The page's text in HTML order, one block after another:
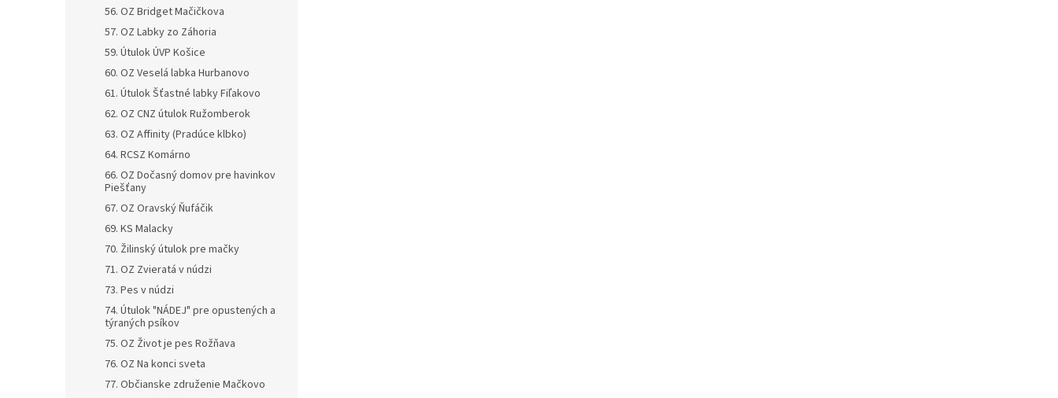
56. OZ Bridget Mačičkova
57. OZ Labky zo Záhoria
59. Útulok ÚVP Košice
60. OZ Veselá labka Hurbanovo
61. Útulok Šťastné labky Fiľakovo
62. OZ CNZ útulok Ružomberok
63. OZ Affinity (Pradúce klbko)
64. RCSZ Komárno
66. OZ Dočasný domov pre havinkov
Piešťany
67. OZ Oravský Ňufáčik
69. KS Malacky
70. Žilinský útulok pre mačky
71. OZ Zvieratá v núdzi
73. Pes v núdzi
74. Útulok "NÁDEJ" pre opustených a
týraných psíkov
75. OZ Život je pes Rožňava
76. OZ Na konci sveta
77. Občianske združenie Mačkovo